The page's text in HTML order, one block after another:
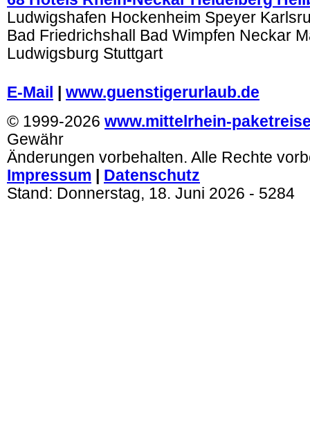
Ludwigshafen Hockenheim Speyer
Bad Friedrichshall Bad Wimpfen Neckar
Ludwigsburg Stuttgart
E-Mail
www.guenstigerurlaub.de
© 1999-2026 www.mittelrhein-
Gewähr
Änderungen vorbehalten. Alle Rechte
Impressum
Datenschutz
Stand: Donnerstag, 18. Juni 2026 - 5284